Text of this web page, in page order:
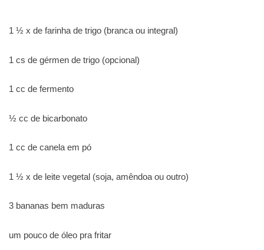
1 ½ x de farinha de trigo (branca ou integral)
1 cs de gérmen de trigo (opcional)
1 cc de fermento
½ cc de bicarbonato
1 cc de canela em pó
1 ½ x de leite vegetal (soja, amêndoa ou outro)
3 bananas bem maduras
um pouco de óleo pra fritar